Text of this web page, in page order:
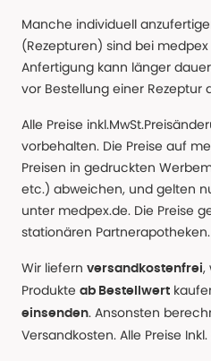
Manche individuell
(Rezepturen) sind bei
Anfertigung kann länger
vor Bestellung einer Rezeptur
Alle Preise
vorbehalten. Die Preise auf
Preisen in gedruckten
etc.) abweichen, und gelten
unter medpex.de. Die Preise
stationären Partnerapotheken.
Wir liefern versandkostenfrei,
Produkte ab Bestellwert
einsenden. Ansonsten
Versandkosten. Alle Preise